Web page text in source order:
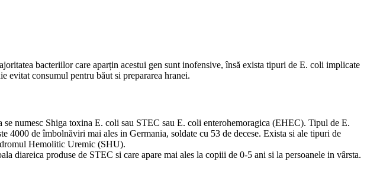
bacteriilor care aparțin acestui gen sunt inofensive, însă exista tipuri de E. coli implicate
evitat consumul pentru băut si prepararea hranei.
numesc Shiga toxina E. coli sau STEC sau E. coli enterohemoragica (EHEC). Tipul de E.
de îmbolnăviri mai ales in Germania, soldate cu 53 de decese. Exista si ale tipuri de
Hemolitic Uremic (SHU).
diareica produse de STEC si care apare mai ales la copiii de 0-5 ani si la persoanele in vârsta.